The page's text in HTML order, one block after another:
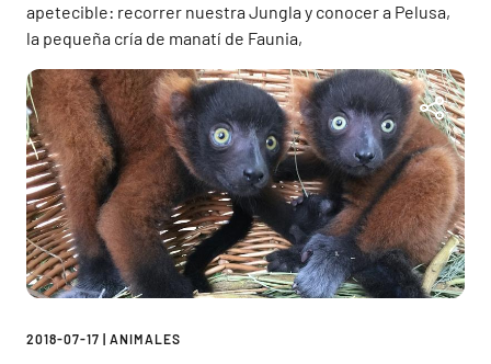
apetecible: recorrer nuestra Jungla y conocer a Pelusa,
la pequeña cría de manatí de Faunia,
2018-07-17 ANIMALES